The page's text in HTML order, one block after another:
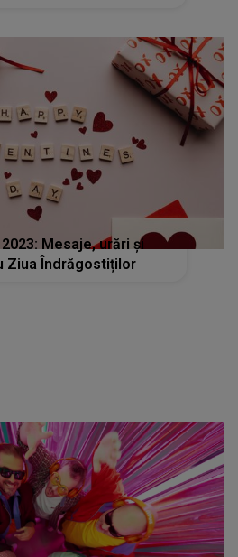
Mesaje, urări și
Ziua Îndrăgostiților